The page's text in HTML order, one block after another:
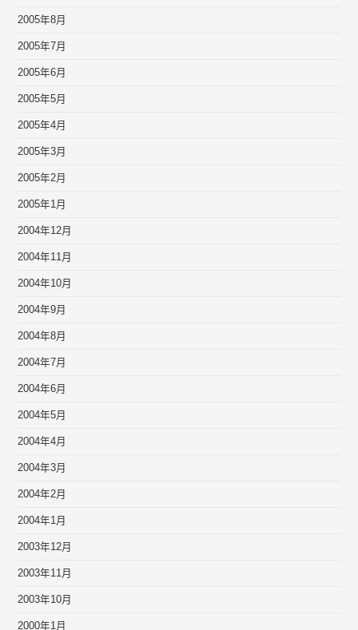
2005年8月
2005年7月
2005年6月
2005年5月
2005年4月
2005年3月
2005年2月
2005年1月
2004年12月
2004年11月
2004年10月
2004年9月
2004年8月
2004年7月
2004年6月
2004年5月
2004年4月
2004年3月
2004年2月
2004年1月
2003年12月
2003年11月
2003年10月
2000年1月